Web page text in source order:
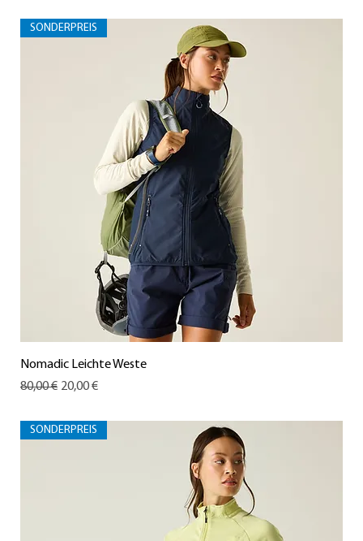
SONDERPREIS
Nomadic Leichte Weste
Standardpreis
80,00 € Sale-Preis
20,00 €
SONDERPREIS